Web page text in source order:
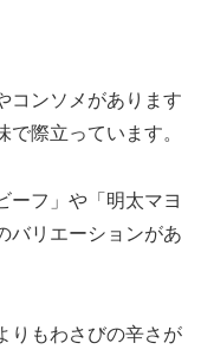
コンソメがあります
際立っています。
ーフ」や「明太マヨ
バリエーションがあ
りもわさびの辛さが